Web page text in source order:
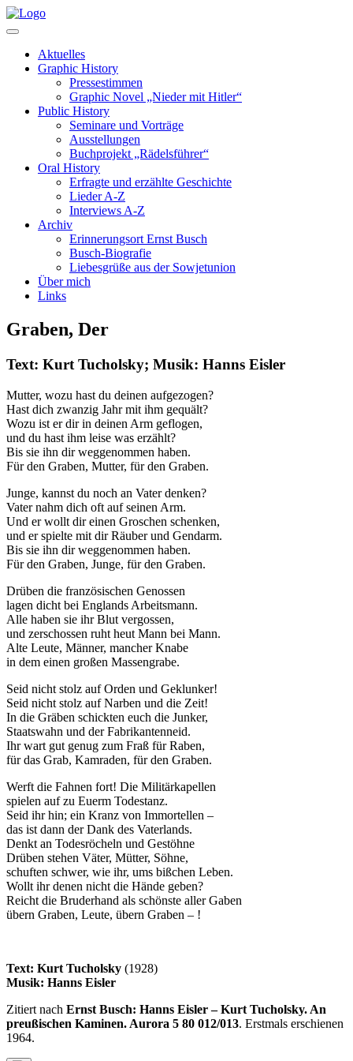
Aktuelles
Graphic History
Pressestimmen
Graphic Novel „Nieder mit Hitler“
Public History
Seminare und Vorträge
Ausstellungen
Buchprojekt „Rädelsführer“
Oral History
Erfragte und erzählte Geschichte
Lieder A-Z
Interviews A-Z
Archiv
Erinnerungsort Ernst Busch
Busch-Biografie
Liebesgrüße aus der Sowjetunion
Über mich
Links
Graben, Der
Text: Kurt Tucholsky; Musik: Hanns Eisler
Mutter, wozu hast du deinen aufgezogen?
Hast dich zwanzig Jahr mit ihm gequält?
Wozu ist er dir in deinen Arm geflogen,
und du hast ihm leise was erzählt?
Bis sie ihn dir weggenommen haben.
Für den Graben, Mutter, für den Graben.
Junge, kannst du noch an Vater denken?
Vater nahm dich oft auf seinen Arm.
Und er wollt dir einen Groschen schenken,
und er spielte mit dir Räuber und Gendarm.
Bis sie ihn dir weggenommen haben.
Für den Graben, Junge, für den Graben.
Drüben die französischen Genossen
lagen dicht bei Englands Arbeitsmann.
Alle haben sie ihr Blut vergossen,
und zerschossen ruht heut Mann bei Mann.
Alte Leute, Männer, mancher Knabe
in dem einen großen Massengrabe.
Seid nicht stolz auf Orden und Geklunker!
Seid nicht stolz auf Narben und die Zeit!
In die Gräben schickten euch die Junker,
Staatswahn und der Fabrikantenneid.
Ihr wart gut genug zum Fraß für Raben,
für das Grab, Kamraden, für den Graben.
Werft die Fahnen fort! Die Militärkapellen
spielen auf zu Euerm Todestanz.
Seid ihr hin; ein Kranz von Immortellen –
das ist dann der Dank des Vaterlands.
Denkt an Todesröcheln und Gestöhne
Drüben stehen Väter, Mütter, Söhne,
schuften schwer, wie ihr, ums bißchen Leben.
Wollt ihr denen nicht die Hände geben?
Reicht die Bruderhand als schönste aller Gaben
übern Graben, Leute, übern Graben – !
Text: Kurt Tucholsky (1928)
Musik: Hanns Eisler
Zitiert nach Ernst Busch: Hanns Eisler – Kurt Tucholsky. An
preußischen Kaminen. Aurora 5 80 012/013. Erstmals erschienen
1964.